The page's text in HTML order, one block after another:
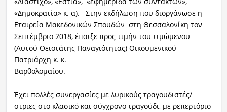
«Δημοκρατία» κ. α). Στην εκδήλωση που διοργάνωσε η
Εταιρεία Μακεδονικών Σπουδών στη Θεσσαλονίκη τον
Σεπτέμβριο 2018, έπαιξε προς τιμήν του τιμώμενου
(Αυτού Θειοτάτης Παναγιότητας) Οικουμενικού
Πατριάρχη κ. κ.
Έχει πολλές συνεργασίες με λυρικούς τραγουδιστές/
στριες στο κλασικό και σύγχρονο τραγούδι, με ρεπερτόριο